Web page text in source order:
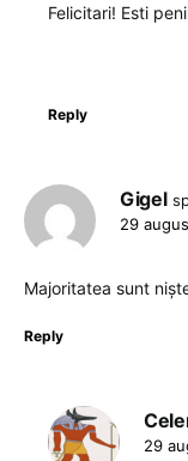
Felicitari! Esti
Reply
Gigel
29
Majoritatea sunt
Reply
29